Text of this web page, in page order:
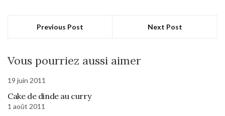
Previous Post Next Post
Vous pourriez aussi aimer
19 juin 2011
Cake de dinde au curry
1 août 2011